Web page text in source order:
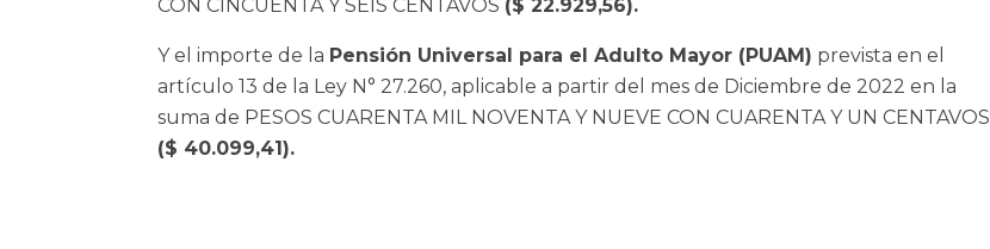
CON CINCUENTA Y SEIS CENTAVOS ($ 22.929,56).
Y el importe de la Pensión Universal para el Adulto Mayor (PUAM) prevista en el
artículo 13 de la Ley N° 27.260, aplicable a partir del mes de Diciembre de 2022 en la
suma de PESOS CUARENTA MIL NOVENTA Y NUEVE CON CUARENTA Y UN CENTAVOS
($ 40.099,41).